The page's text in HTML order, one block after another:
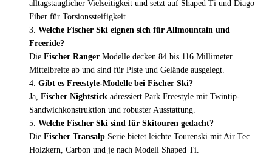
alltagstauglicher Vielseitigkeit und setzt auf Shaped Ti und Diago
Fiber für Torsionssteifigkeit.
Welche Fischer Ski eignen sich für Allmountain und
Freeride?
Die Fischer Ranger Modelle decken 84 bis 116 Millimeter
Mittelbreite ab und sind für Piste und Gelände ausgelegt.
Gibt es Freestyle-Modelle bei Fischer Ski?
Ja, Fischer Nightstick adressiert Park Freestyle mit Twintip-
Sandwichkonstruktion und robuster Ausstattung.
Welche Fischer Ski sind für Skitouren gedacht?
Die Fischer Transalp Serie bietet leichte Tourenski mit Air Tec
Holzkern, Carbon und je nach Modell Shaped Ti.